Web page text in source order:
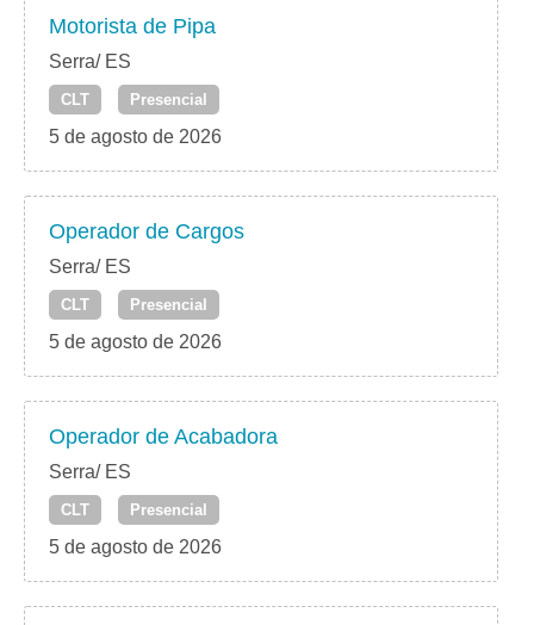
Motorista de Pipa
Serra/ ES
CLT Presencial
5 de agosto de 2026
Operador de Cargos
Serra/ ES
CLT Presencial
5 de agosto de 2026
Operador de Acabadora
Serra/ ES
CLT Presencial
5 de agosto de 2026